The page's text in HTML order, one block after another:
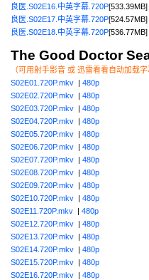
良医.S02E16.中英字幕.720P
良医.S02E17.中英字幕.720P
良医.S02E18.中英字幕.720P
The Good Doctor
（可用射手影音 或 迅雷看看自动加
S02E01.720P.mkv | 480p
S02E02.720P.mkv | 480p
S02E03.720P.mkv | 480p
S02E04.720P.mkv | 480p
S02E05.720P.mkv | 480p
S02E06.720P.mkv | 480p
S02E07.720P.mkv | 480p
S02E08.720P.mkv | 480p
S02E09.720P.mkv | 480p
S02E10.720P.mkv | 480p
S02E11.720P.mkv | 480p
S02E12.720P.mkv | 480p
S02E13.720P.mkv | 480p
S02E14.720P.mkv | 480p
S02E15.720P.mkv | 480p
S02E16.720P.mkv | 480p